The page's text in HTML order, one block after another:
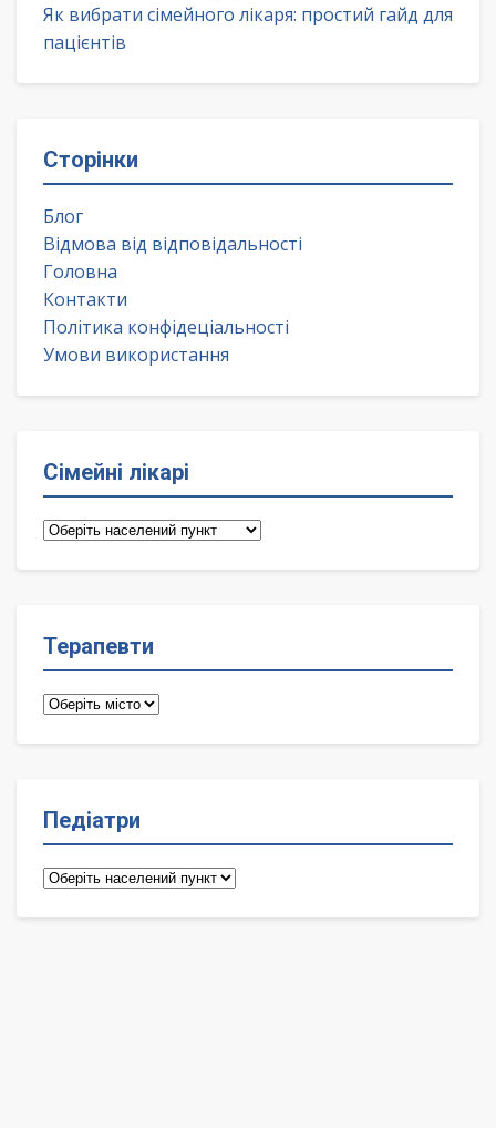
Як вибрати сімейного лікаря: простий гайд для
пацієнтів
Сторінки
Блог
Відмова від відповідальності
Головна
Контакти
Політика конфідеціальності
Умови використання
Сімейні лікарі
Сімейні
Терапевти
Терапевти
Педіатри
Педіатри